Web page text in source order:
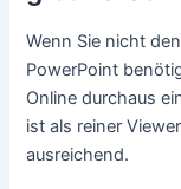
Wenn Sie nicht
PowerPoint
Online durchaus
ist als reiner
ausreichend.